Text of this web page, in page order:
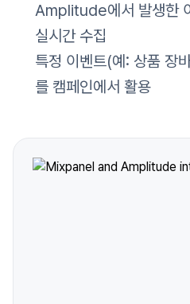
Amplitude에서 발생한
실시간 수집
특정 이벤트(예: 상품 장
를 캠페인에서 활용